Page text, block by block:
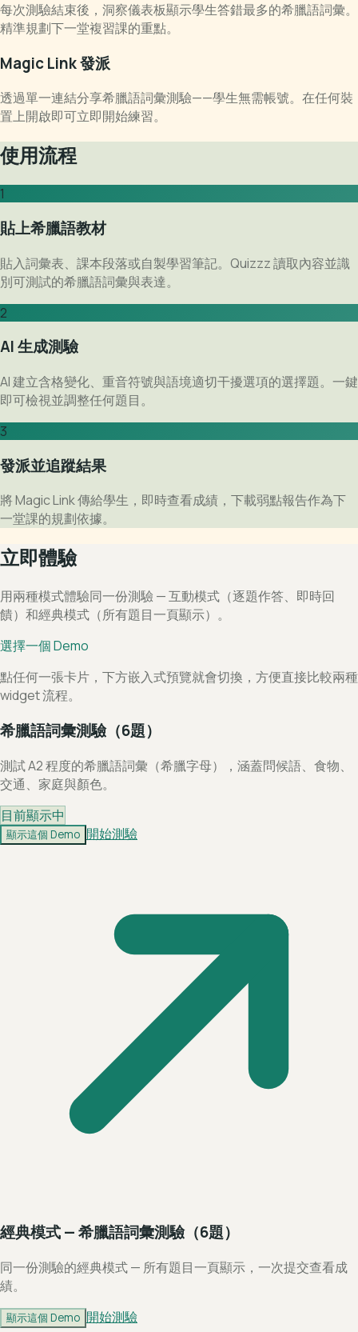
每次測驗結束後，洞察儀表板顯示學生答錯最多的希臘語詞彙。
精準規劃下一堂複習課的重點。
Magic Link 發派
透過單一連結分享希臘語詞彙測驗——學生無需帳號。在任何裝
置上開啟即可立即開始練習。
使用流程
1
貼上希臘語教材
貼入詞彙表、課本段落或自製學習筆記。Quizzz 讀取內容並識
別可測試的希臘語詞彙與表達。
2
AI 生成測驗
AI 建立含格變化、重音符號與語境適切干擾選項的選擇題。一鍵
即可檢視並調整任何題目。
3
發派並追蹤結果
將 Magic Link 傳給學生，即時查看成績，下載弱點報告作為下
一堂課的規劃依據。
立即體驗
用兩種模式體驗同一份測驗 — 互動模式（逐題作答、即時回
饋）和經典模式（所有題目一頁顯示）。
選擇一個 Demo
點任何一張卡片，下方嵌入式預覽就會切換，方便直接比較兩種
widget 流程。
希臘語詞彙測驗（6題）
測試 A2 程度的希臘語詞彙（希臘字母），涵蓋問候語、食物、
交通、家庭與顏色。
目前顯示中
顯示這個 Demo 開始測驗
經典模式 — 希臘語詞彙測驗（6題）
同一份測驗的經典模式 — 所有題目一頁顯示，一次提交查看成
績。
顯示這個 Demo 開始測驗